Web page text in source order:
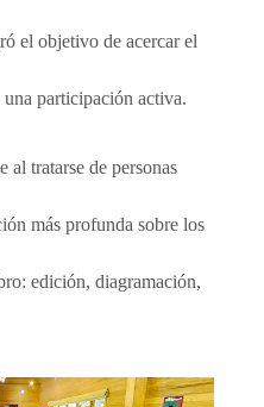
el objetivo de acercar el
participación activa.
al tratarse de personas
más profunda sobre los
edición, diagramación,